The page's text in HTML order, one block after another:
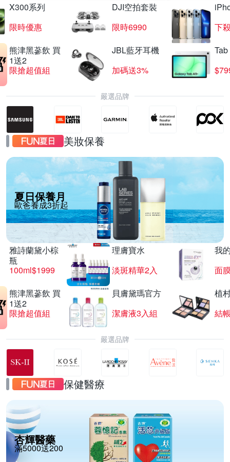
X300系列
限時優惠
DJI空拍套裝
限時6990
下
熊津黑蔘飲 買
1送2
限搶超值組
JBL藍牙耳機
加碼送3%
嚴選品牌
美妝保養
夏日保養月
歐爸養成3折起
雅詩蘭黛小棕
瓶
100ml$1999
理膚寶水
淡斑精華2入
我
面
熊津黑蔘飲 買
1送2
限搶超值組
貝膚黛瑪官方
潔膚液3入組
植
結
嚴選品牌
保健醫療
杏輝醫藥
滿5000送200